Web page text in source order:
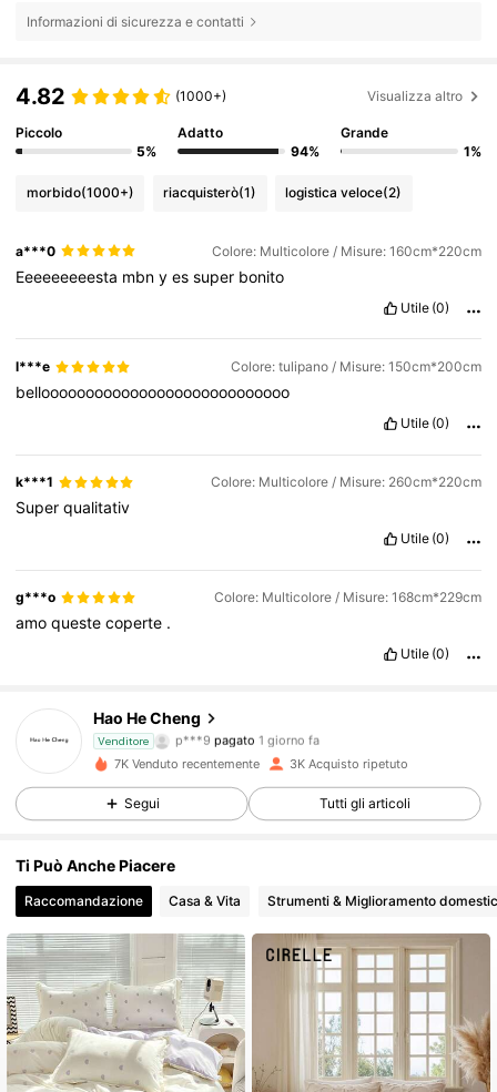
Informazioni di sicurezza e contatti
4.82 (1000+) Visualizza altro
Piccolo
5%
Adatto
94%
Grande
1%
morbido(1000+) riacquisterò(1) logistica veloce(2)
a***0 Colore: Multicolore / Misure: 160cm*220cm
Eeeeeeeeesta mbnyessuper bonito
Utile (0)
l***e Colore: tulipano / Misure: 150cm*200cm
belloooooooooooooooooooooooooooo
Utile (0)
k***1 Colore: Multicolore / Misure: 260cm*220cm
Superqualitativ
Utile (0)
g***o Colore: Multicolore / Misure: 168cm*229cm
amoquestecoperte .
Utile (0)
Hao He Cheng
Venditore
p***9pagato
j***9segue1 giorno fa
4.83 3.4K Follower
4.83 3.4K Follower
4.83 3.4K Follower
7K Venduto recentemente 3K Acquisto ripetuto
Segui Tutti gli articoli
Ti Può Anche Piacere
Raccomandazione Casa & Vita Strumenti & Miglioramento